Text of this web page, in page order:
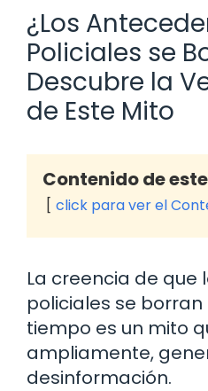
¿Los
Policiales se
Descubre la
de Este Mito
Contenido de
click para ver el
La creencia de
policiales se borran
tiempo es un mito
ampliamente,
desinformación.